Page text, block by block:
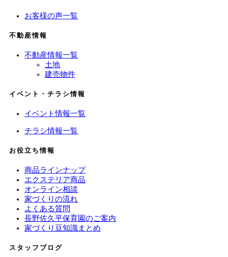
お客様の声一覧
不動産情報
不動産情報一覧
土地
建売物件
イベント・チラシ情報
イベント情報一覧
チラシ情報一覧
お役立ち情報
商品ラインナップ
エクステリア商品
オンライン相談
家づくりの流れ
よくある質問
長野佐久平保育園のご案内
家づくり豆知識まとめ
スタッフブログ